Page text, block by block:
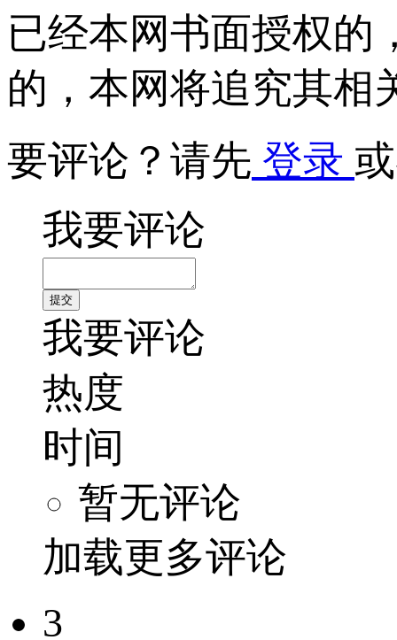
已经本网书面授权的
的，本网将追究其相
要评论？请先 登录
我要评论
我要评论
热度
时间
暂无评论
加载更多评论
3